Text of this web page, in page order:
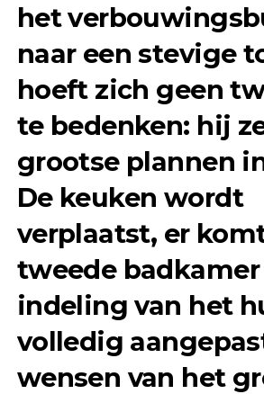
het
naar een stevige
hoeft zich geen
te bedenken: hij
grootse plannen
De keuken wordt
verplaatst, er
tweede
indeling van het
volledig
wensen van het